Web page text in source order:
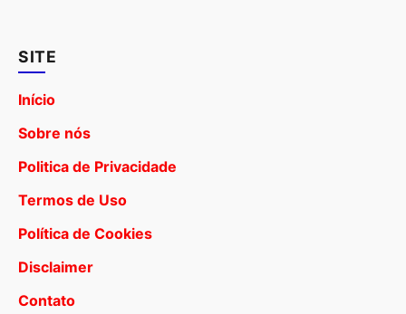
SITE
Início
Sobre nós
Politica de Privacidade
Termos de Uso
Política de Cookies
Disclaimer
Contato